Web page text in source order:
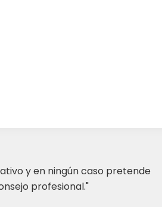
y en ningún caso pretende
profesional."